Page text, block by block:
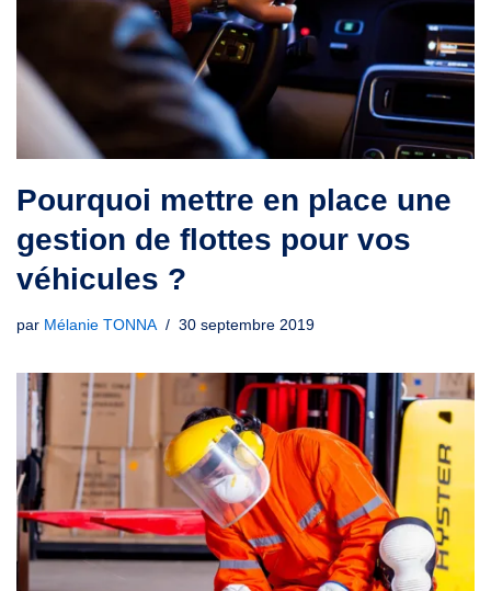
Pourquoi mettre en place une
gestion de flottes pour vos
véhicules ?
par Mélanie TONNA 30 septembre 2019